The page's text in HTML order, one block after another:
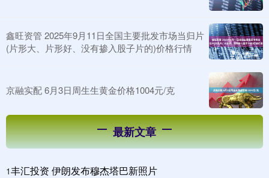
鑫旺资管 2025年9月11日全国主要批发市场当归片
(片形大、片形好、没有掺入股子片的)价格行情
京融实配 6月3日周生生黄金价格1004元/克
最新文章
1丰汇投资 伊朗发布穆杰塔巴新照片